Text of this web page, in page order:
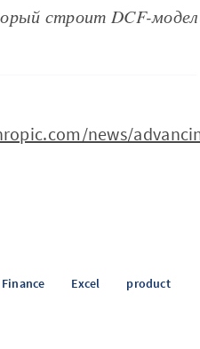
строит DCF-
news/
Finance Excel product